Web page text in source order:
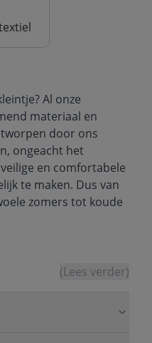
Al onze
materiaal en
door ons
ongeacht het
en comfortabele
te maken. Dus van
zomers tot koude
(Lees verder)